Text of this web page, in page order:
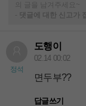
-
댓글에 대한 신고가
정석
도행이
02.14 00:02
면두부??
답글쓰기